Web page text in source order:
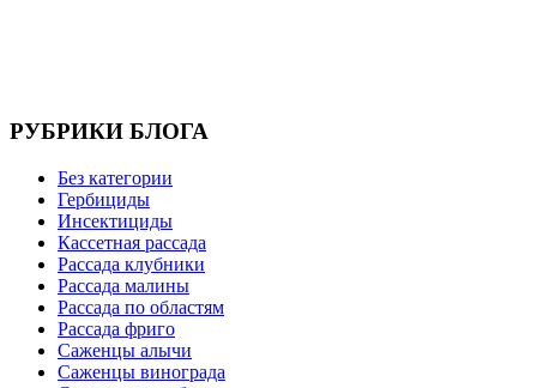
РУБРИКИ БЛОГА
Без категории
Гербициды
Инсектициды
Кассетная рассада
Рассада клубники
Рассада малины
Рассада по областям
Рассада фриго
Саженцы алычи
Саженцы винограда